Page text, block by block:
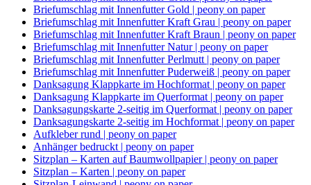
Briefumschlag mit Innenfutter Gold | peony on paper
Briefumschlag mit Innenfutter Kraft Grau | peony on paper
Briefumschlag mit Innenfutter Kraft Braun | peony on paper
Briefumschlag mit Innenfutter Natur | peony on paper
Briefumschlag mit Innenfutter Perlmutt | peony on paper
Briefumschlag mit Innenfutter Puderweiß | peony on paper
Danksagung Klappkarte im Hochformat | peony on paper
Danksagung Klappkarte im Querformat | peony on paper
Danksagungskarte 2-seitig im Querformat | peony on paper
Danksagungskarte 2-seitig im Hochformat | peony on paper
Aufkleber rund | peony on paper
Anhänger bedruckt | peony on paper
Sitzplan – Karten auf Baumwollpapier | peony on paper
Sitzplan – Karten | peony on paper